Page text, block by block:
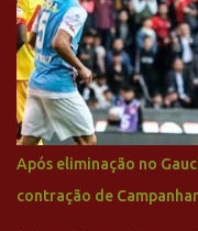
Após eliminação no
contração de